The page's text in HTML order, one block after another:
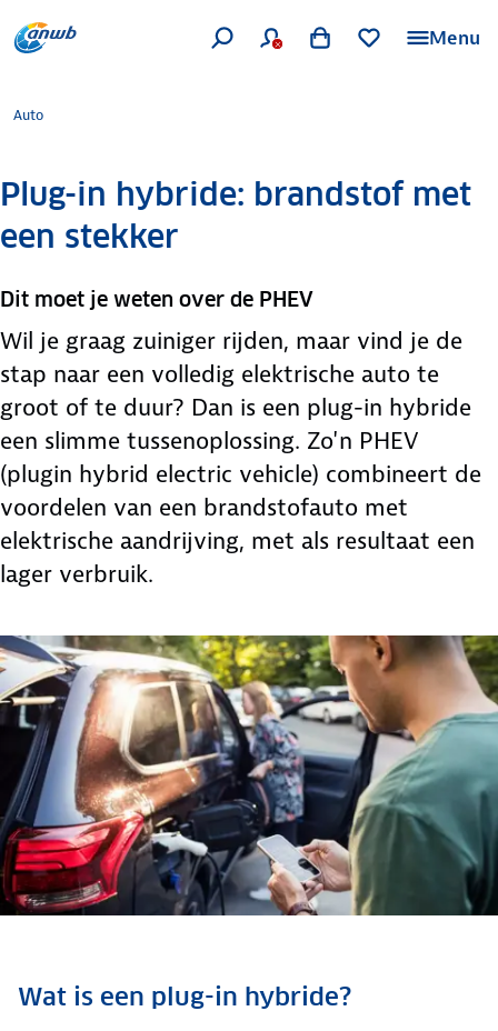
Menu
Auto
Plug-in hybride: brandstof met
een stekker
Dit moet je weten over de PHEV
Wil je graag zuiniger rijden, maar vind je de
stap naar een volledig elektrische auto te
groot of te duur? Dan is een plug-in hybride
een slimme tussenoplossing. Zo'n PHEV
(plugin hybrid electric vehicle) combineert de
voordelen van een brandstofauto met
elektrische aandrijving, met als resultaat een
lager verbruik.
Wat is een plug-in hybride?